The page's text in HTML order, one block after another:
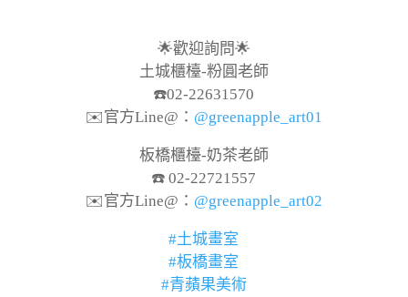
🌟歡迎詢問🌟
土城櫃檯-粉圓老師
☎️02-22631570
✉️官方Line@： @greenapple_art01
板橋櫃檯-奶茶老師
☎️ 02-22721557
✉️官方Line@： @greenapple_art02
#土城畫室
#板橋畫室
#青蘋果美術